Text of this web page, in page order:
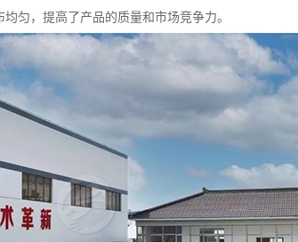
匀，提高了产品的质量和市场竞争力。